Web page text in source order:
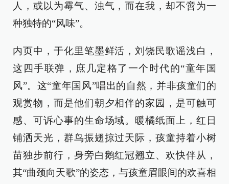
人，或以为霉气、浊气，而在我，却不啻为一
种独特的“风味”。
内页中，于化里笔墨鲜活，刘饶民歌谣浅白，
这四手联弹，庶几定格了一个时代的“童年国
风”。这“童年国风”唱出的自然，并非孩童们的
观赏物，而是他们朝夕相伴的家园，是可触可
感、可诉心事的生命场域。暖橘纸面上，红日
铺洒天光，群鸟振翅掠过天际，孩童持着小树
苗独步前行，身旁白鹅红冠翘立、欢快伴从，
其“曲颈向天歌”的姿态，与孩童眉眼间的欢喜相